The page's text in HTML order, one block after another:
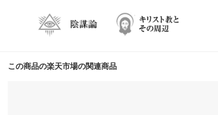
この商品の楽天市場の関連商品